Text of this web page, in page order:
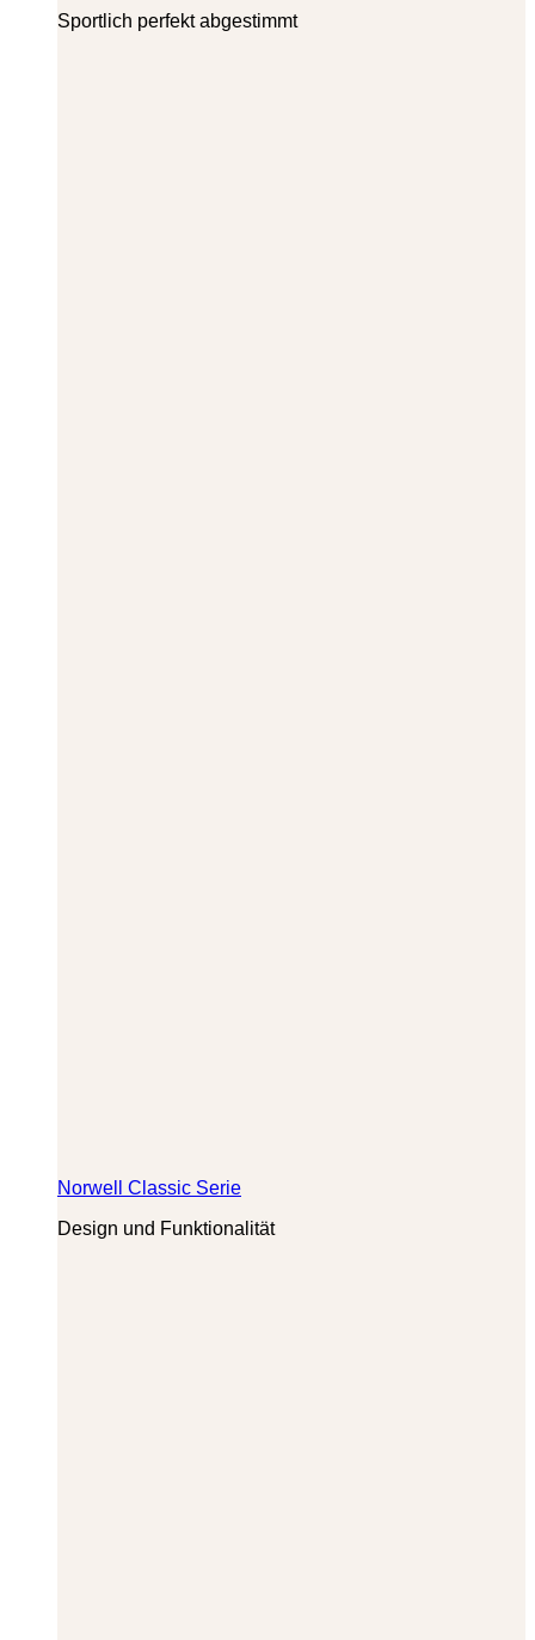
Sportlich perfekt abgestimmt
Norwell Classic Serie
Design und Funktionalität